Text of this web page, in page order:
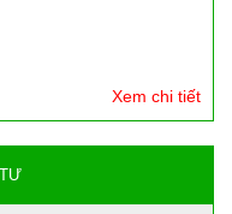
Xem chi tiết